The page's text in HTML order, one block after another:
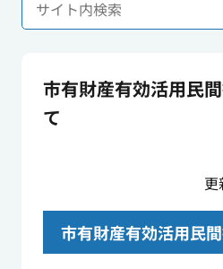
市有財産有効活用民
て
更
市有財産有効活用民